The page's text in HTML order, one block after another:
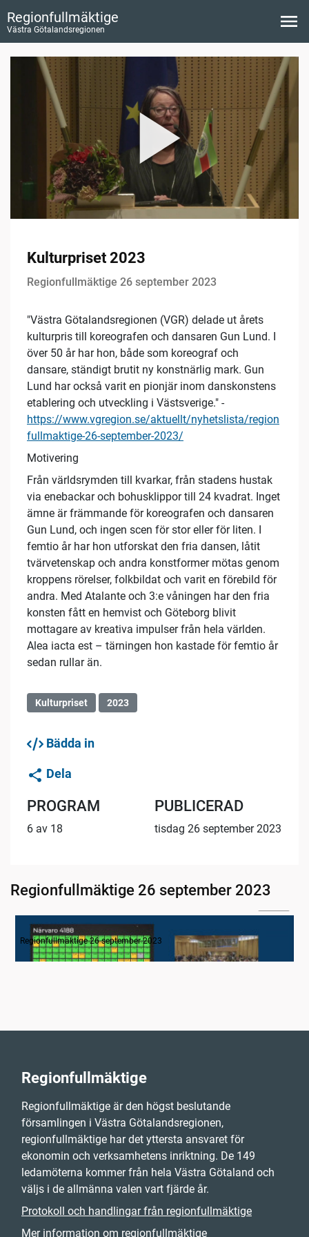
Regionfullmäktige
Västra Götalandsregionen
Kulturpriset 2023
Regionfullmäktige 26 september 2023
"Västra Götalandsregionen (VGR) delade ut årets
kulturpris till koreografen och dansaren Gun Lund. I
över 50 år har hon, både som koreograf och
dansare, ständigt brutit ny konstnärlig mark. Gun
Lund har också varit en pionjär inom danskonstens
etablering och utveckling i Västsverige." -
https://www.vgregion.se/aktuellt/nyhetslista/region
fullmaktige-26-september-2023/
Motivering
Från världsrymden till kvarkar, från stadens hustak
via enebackar och bohusklippor till 24 kvadrat. Inget
ämne är främmande för koreografen och dansaren
Gun Lund, och ingen scen för stor eller för liten. I
femtio år har hon utforskat den fria dansen, låtit
tvärvetenskap och andra konstformer mötas genom
kroppens rörelser, folkbildat och varit en förebild för
andra. Med Atalante och 3:e våningen har den fria
konsten fått en hemvist och Göteborg blivit
mottagare av kreativa impulser från hela världen.
Alea iacta est – tärningen hon kastade för femtio år
sedan rullar än.
Kulturpriset 2023
Bädda in
Dela
PROGRAM
6 av 18
PUBLICERAD
tisdag 26 september 2023
Regionfullmäktige 26 september 2023
1. Inledning
Regionfullmäktige 26 september 2023
Regionfullmäktige
Regionfullmäktige är den högst beslutande
församlingen i Västra Götalandsregionen,
regionfullmäktige har det yttersta ansvaret för
ekonomin och verksamhetens inriktning. De 149
ledamöterna kommer från hela Västra Götaland och
väljs i de allmänna valen vart fjärde år.
Protokoll och handlingar från regionfullmäktige
Mer information om regionfullmäktige